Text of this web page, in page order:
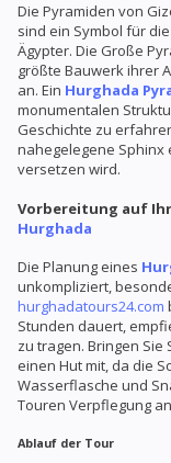
Die Pyramiden von
sind ein Symbol für
Ägypter. Die Große
größte Bauwerk ihrer
an. Ein Hurghada
monumentalen
Geschichte zu
nahegelegene Sphinx
versetzen wird.
Vorbereitung auf
Hurghada
Die Planung eines
unkompliziert,
hurghadatours24.com
Stunden dauert,
zu tragen. Bringen
einen Hut mit, da die
Wasserflasche und
Touren Verpflegung
Ablauf der Tour